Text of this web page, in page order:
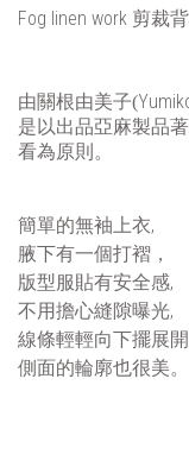
Fog linen work 剪裁背
由關根由美子(
是以出品亞麻製品
看為原則。
簡單的無袖上衣,
腋下有一個打褶，
版型服貼有安全感,
不用擔心縫隙曝光,
線條輕輕向下擺展開
側面的輪廓也很美。